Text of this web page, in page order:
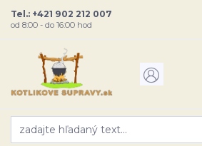
Tel.: +421 902 212 007
od 8:00 - do 16:00 hod